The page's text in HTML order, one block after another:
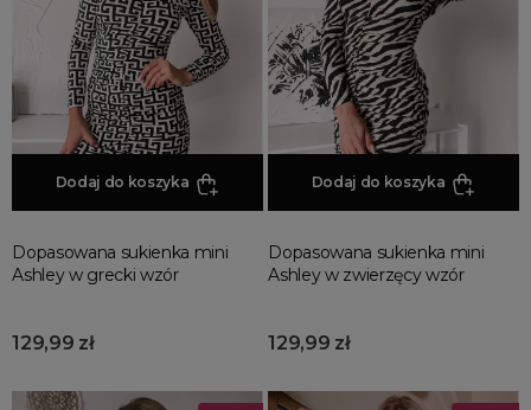
Promocja
Wyprzedaż
Summer sale
Bon podarunkowy
BACK TO SCHOOL
PREZENTY
ŚWIĘTA
PARTY
Wielka wyprzedaż
Polecane produkty
Spring sale
Dodaj do koszyka
Dopasowana sukienka mini
Ashley w grecki wzór
129,99 zł
Dodaj do koszyka
Dopasowana sukienka mini
Ashley w zwierzęcy wzór
129,99 zł